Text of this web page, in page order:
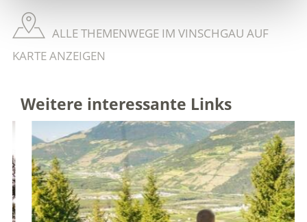
ALLE THEMENWEGE IM VINSCHGAU AUF
KARTE ANZEIGEN
Weitere interessante Links